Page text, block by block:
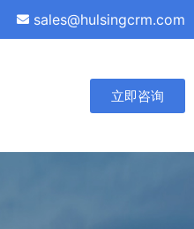
sales@hulsingcrm.com
立即咨询